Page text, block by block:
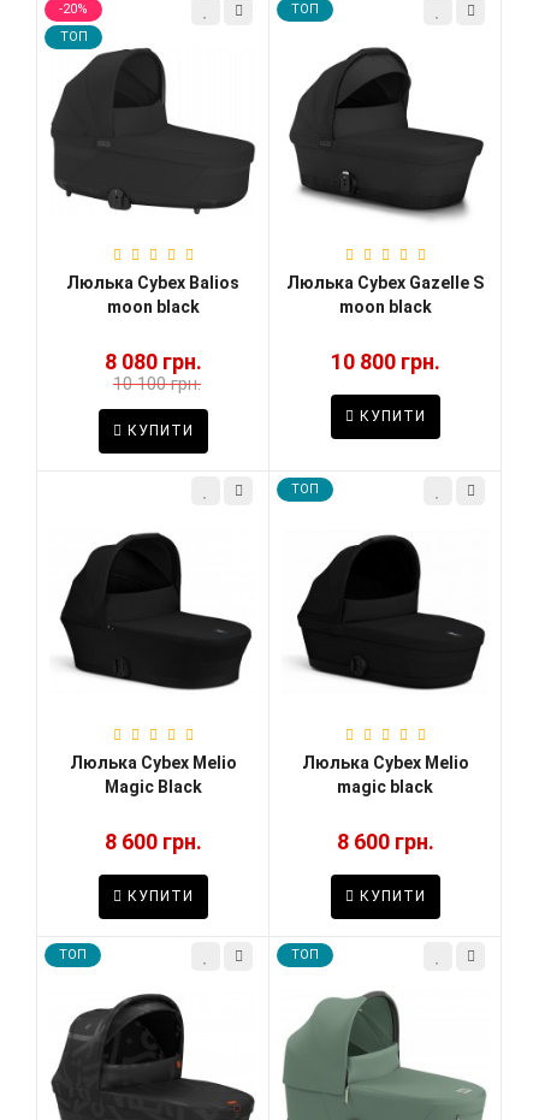
-20%
TOП
Люлька Cybex Balios
moon black
8 080 грн.
10 100 грн.
КУПИТИ
TOП
Люлька Cybex Gazelle S
moon black
10 800 грн.
КУПИТИ
Люлька Cybex Melio
Magic Black
8 600 грн.
КУПИТИ
TOП
Люлька Cybex Melio
magic black
8 600 грн.
КУПИТИ
TOП TOП